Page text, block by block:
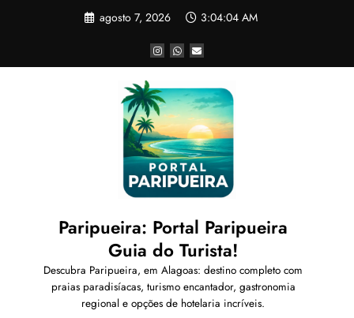
agosto 7, 2026 3:04:06 AM
Paripueira: Portal Paripueira
Guia do Turista!
Descubra Paripueira, em Alagoas: destino completo com
praias paradisíacas, turismo encantador, gastronomia
regional e opções de hotelaria incríveis.